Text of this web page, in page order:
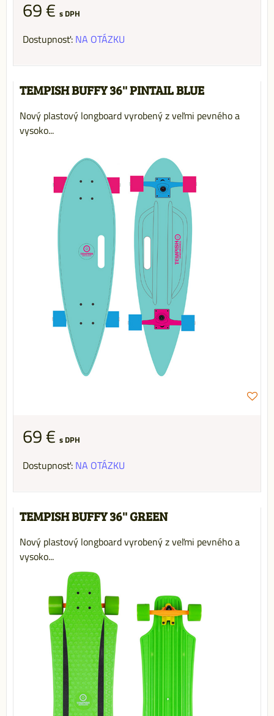
69 € s DPH
Dostupnosť: NA OTÁZKU
TEMPISH BUFFY 36'' PINTAIL BLUE
Nový plastový longboard vyrobený z veľmi pevného a
vysoko...
69 € s DPH
Dostupnosť: NA OTÁZKU
TEMPISH BUFFY 36'' GREEN
Nový plastový longboard vyrobený z veľmi pevného a
vysoko...